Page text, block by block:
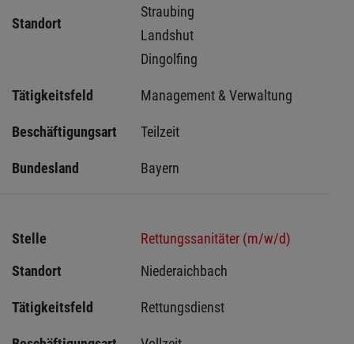
Standort
Straubing
Landshut
Dingolfing
Tätigkeitsfeld Management & Verwaltung
Beschäftigungsart Teilzeit
Bundesland Bayern
Stelle
Rettungssanitäter (m/w/d)
Standort
Niederaichbach
Tätigkeitsfeld Rettungsdienst